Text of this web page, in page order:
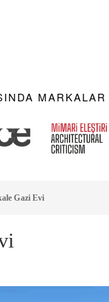
Gazi Evi